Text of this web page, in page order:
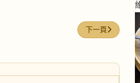
下一篇文章: 新
下一頁